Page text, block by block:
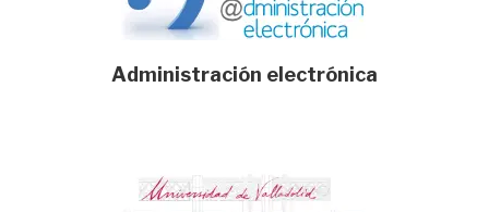
Administración electrónica